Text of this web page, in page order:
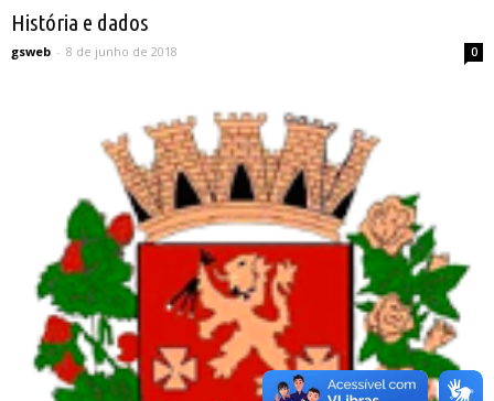
História e dados
gsweb - 8 de junho de 2018 0